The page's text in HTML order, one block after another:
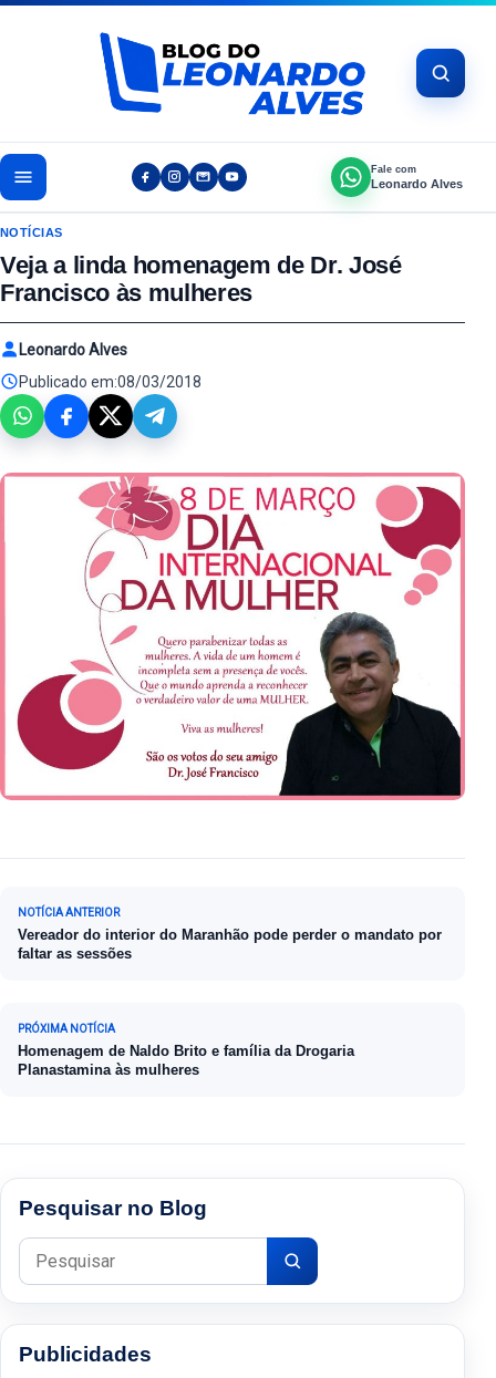
Pular para o conteúdo
Fale com
Leonardo Alves
NOTÍCIAS
Veja a linda homenagem de Dr. José
Francisco às mulheres
Leonardo Alves
Publicado em:08/03/2018
Navegação de Post
NOTÍCIA ANTERIOR
Vereador do interior do Maranhão pode perder o mandato por
faltar as sessões
PRÓXIMA NOTÍCIA
Homenagem de Naldo Brito e família da Drogaria
Planastamina às mulheres
Pesquisar no Blog
Pesquisar por:
Publicidades